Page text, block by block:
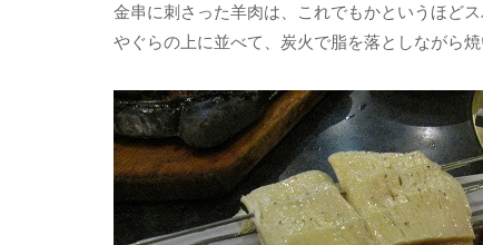
金串に刺さった羊肉は、これでもかというほどス
やぐらの上に並べて、炭火で脂を落としながら焼